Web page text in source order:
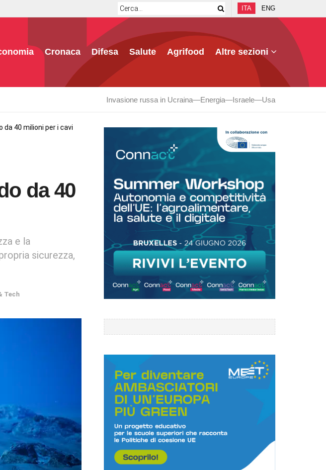
ITA ENG
Cronaca Difesa Salute Agrifood Altre sezioni
Invasione russa in Ucraina Energia Israele Usa
da 40 milioni per i cavi
da 40
e la
sicurezza,
Tech